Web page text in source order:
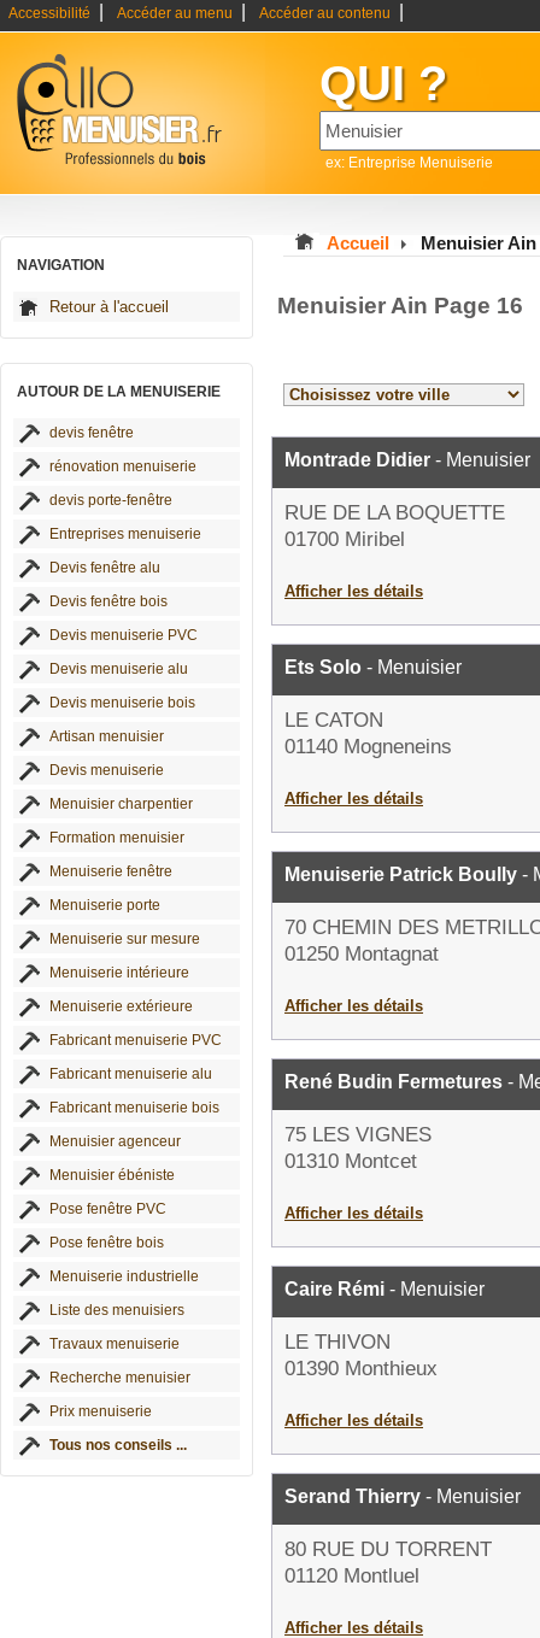
Accessibilité Accéder au menu Accéder au contenu
QUI ?
ex: Entreprise Menuiserie
NAVIGATION
Retour à l'accueil
AUTOUR DE LA MENUISERIE
devis fenêtre
rénovation menuiserie
devis porte-fenêtre
Entreprises menuiserie
Devis fenêtre alu
Devis fenêtre bois
Devis menuiserie PVC
Devis menuiserie alu
Devis menuiserie bois
Artisan menuisier
Devis menuiserie
Menuisier charpentier
Formation menuisier
Menuiserie fenêtre
Menuiserie porte
Menuiserie sur mesure
Menuiserie intérieure
Menuiserie extérieure
Fabricant menuiserie PVC
Fabricant menuiserie alu
Fabricant menuiserie bois
Menuisier agenceur
Menuisier ébéniste
Pose fenêtre PVC
Pose fenêtre bois
Menuiserie industrielle
Liste des menuisiers
Travaux menuiserie
Recherche menuisier
Prix menuiserie
Tous nos conseils ...
Accueil Menuisier Ain
Menuisier Ain Page 16
Montrade Didier - Menuisier
RUE DE LA BOQUETTE
01700 Miribel
Afficher les détails
Ets Solo - Menuisier
LE CATON
01140 Mogneneins
Afficher les détails
Menuiserie Patrick Boully -
70 CHEMIN DES
01250 Montagnat
Afficher les détails
René Budin Fermetures -
75 LES VIGNES
01310 Montcet
Afficher les détails
Caire Rémi - Menuisier
LE THIVON
01390 Monthieux
Afficher les détails
Serand Thierry - Menuisier
80 RUE DU TORRENT
01120 Montluel
Afficher les détails